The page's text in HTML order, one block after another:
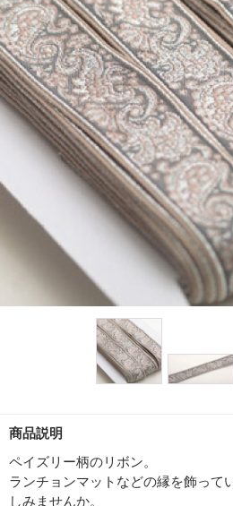
商品説明
ペイズリー柄のリボン。
ランチョンマットなどの縁を飾って
しみませんか。